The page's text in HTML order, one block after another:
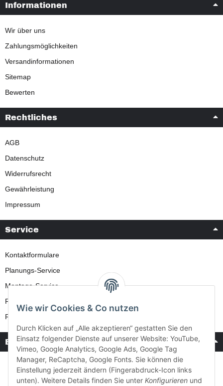
Informationen
Wir über uns
Zahlungsmöglichkeiten
Versandinformationen
Sitemap
Bewerten
Rechtliches
AGB
Datenschutz
Widerrufsrecht
Gewährleistung
Impressum
Service
Kontaktformulare
Planungs-Service
Montage-Service
Reparatur-Service
Retouren-Service
Bezahlung & Versand
Wie wir Cookies & Co nutzen
Durch Klicken auf „Alle akzeptieren“ gestatten Sie den
Einsatz folgender Dienste auf unserer Website: YouTube,
Vimeo, Google Analytics, Google Ads, Google Tag
Manager, ReCaptcha, Google Fonts. Sie können die
Einstellung jederzeit ändern (Fingerabdruck-Icon links
unten). Weitere Details finden Sie unter Konfigurieren und